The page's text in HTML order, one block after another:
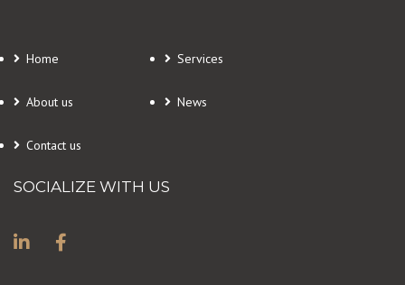
Home Services
About us News
Contact us
SOCIALIZE WITH US